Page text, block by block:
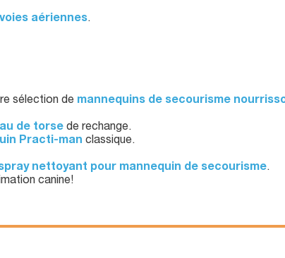
aériennes.
sélection de mannequins de secourisme
de torse de rechange.
Practi-man classique.
nettoyant pour mannequin de secourisme.
canine!